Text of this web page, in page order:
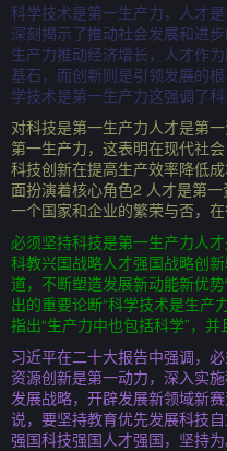
科学技术是第一生产力，人才
深刻揭示了推动社会发展和进
生产力推动经济增长，人才作
基石，而创新则是引领发展的
学技术是第一生产力这强调了科
对科技是第一生产力人才是第
第一生产力，这表明在现代社
科技创新在提高生产效率降低
面扮演着核心角色2 人才是第一
一个国家和企业的繁荣与否，在
必须坚持科技是第一生产力人
科教兴国战略人才强国战略创
道，不断塑造发展新动能新优
出的重要论断“科学技术是生产
指出“生产力中也包括科学”，并
习近平在二十大报告中强调，
资源创新是第一动力，深入实
发展战略，开辟发展新领域新
说，要坚持教育优先发展科技
强国科技强国人才强国，坚持为